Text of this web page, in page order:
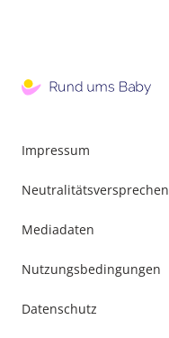
Impressum
Neutralitätsversprechen
Mediadaten
Nutzungsbedingungen
Datenschutz